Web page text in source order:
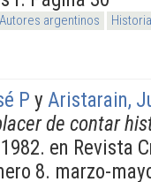
Autores argentinos
P y Aristarain,
de contar
en Revista
8. marzo-